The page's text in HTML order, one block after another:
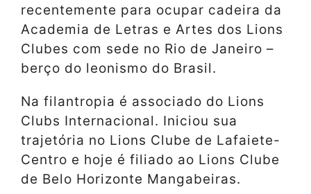
recentemente para ocupar cadeira da
Academia de Letras e Artes dos Lions
Clubes com sede no Rio de Janeiro –
berço do leonismo do Brasil.
Na filantropia é associado do Lions
Clubs Internacional. Iniciou sua
trajetória no Lions Clube de Lafaiete-
Centro e hoje é filiado ao Lions Clube
de Belo Horizonte Mangabeiras.